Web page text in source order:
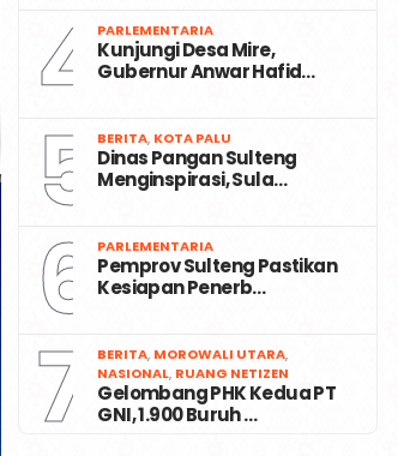
4 PARLEMENTARIA
Kunjungi Desa Mire,
Gubernur Anwar Hafid…
5 BERITA, KOTA PALU
Dinas Pangan Sulteng
Menginspirasi, Sula…
6 PARLEMENTARIA
Pemprov Sulteng Pastikan
Kesiapan Penerb…
7 BERITA, MOROWALI UTARA,
NASIONAL, RUANG NETIZEN
Gelombang PHK Kedua PT
GNI, 1.900 Buruh …